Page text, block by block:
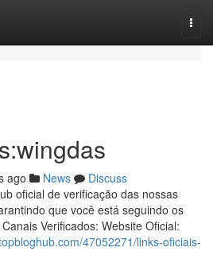
ago News
Discuss
oficial de verificação das nossas
que você está seguindo os
Verificados: Website Oficial:
47052271/links-oficiais-